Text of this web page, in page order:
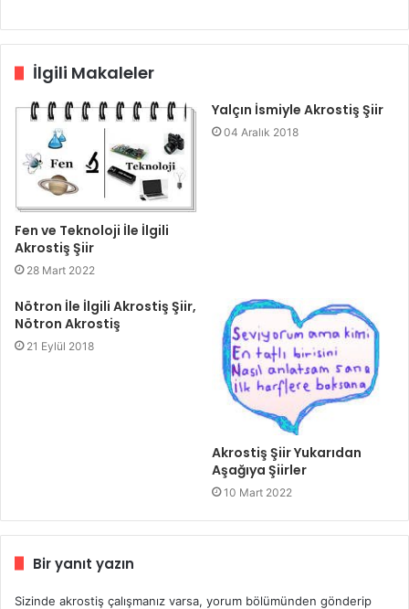
İlgili Makaleler
Fen ve Teknoloji İle İlgili
Akrostiş Şiir
28 Mart 2022
Yalçın İsmiyle Akrostiş Şiir
04 Aralık 2018
Nötron İle İlgili Akrostiş Şiir,
Nötron Akrostiş
21 Eylül 2018
Akrostiş Şiir Yukarıdan
Aşağıya Şiirler
10 Mart 2022
Bir yanıt yazın
Sizinde akrostiş çalışmanız varsa, yorum bölümünden gönderip